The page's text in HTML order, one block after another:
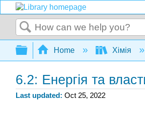
Search
Expand/collapse
Home Хімія
6.2: Енергія та
Last updated Oct 25, 2022